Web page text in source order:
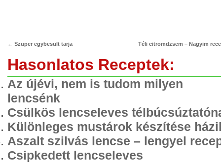
← Szuper egybesült tarja Téli citromdzsem – Nagyim
Hasonlatos Receptek:
Az újévi, nem is tudom milyen
lencsénk
Csülkös lencseleves
Különleges mustárok készítése
Aszalt szilvás lencse – lengyel
Csipkedett lencseleves